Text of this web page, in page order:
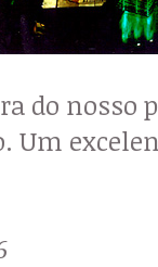
do nosso